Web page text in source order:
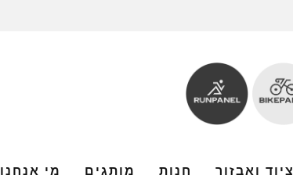
ציוד ואבזור חנות מותגים מי אנחנו